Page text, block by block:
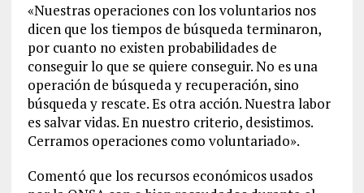
«Nuestras operaciones con los voluntarios nos
dicen que los tiempos de búsqueda terminaron,
por cuanto no existen probabilidades de
conseguir lo que se quiere conseguir. No es una
operación de búsqueda y recuperación, sino
búsqueda y rescate. Es otra acción. Nuestra labor
es salvar vidas. En nuestro criterio, desistimos.
Cerramos operaciones como voluntariado».
Comentó que los recursos económicos usados